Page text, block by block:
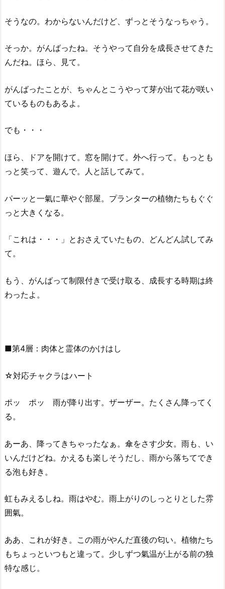
そうなの。わからないんだけど、ずっとそうなっちゃう。
そっか。がんばったね。そうやって自分を成長させてきた
んだね。ほら、見て。
がんばったことが、ちゃんとこうやって芽が出て花が咲い
ているものもあるよ。
でも・・・
ほら、ドアを開けて。窓を開けて。外へ行って。もっとも
っと笑って、遊んで。人と話してみて。
パーッと一氣に華やぐ部屋。プランターの植物たちもぐぐ
っと大きくなる。
「これは・・・」とおさえていたもの、どんどん試してみ
て。
もう、がんばって制限付きで受け取る、成長する時期は終
わったよ。
■第4層：肉体と霊体のかけはし
☆対応チャクラはハート
ポッ ポッ 雨が降り出す。ザーザー。たくさん降ってく
る。
あーあ、降ってきちゃったなぁ。傘をさす少女。雨も、い
いんだけどね。かえるも楽しそうだし、雨から落ちてでき
る泡も好き。
虹もみえるしね。雨はやむ。雨上がりのしっとりとした雰
囲氣。
ああ、これが好き。この雨がやんだ直後の匂い。植物たち
もちょっといつもと違って。少しずつ氣温が上がる前の独
特な感じ。